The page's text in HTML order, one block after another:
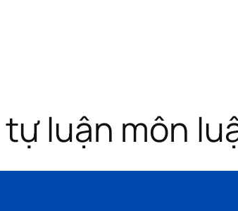
luận môn